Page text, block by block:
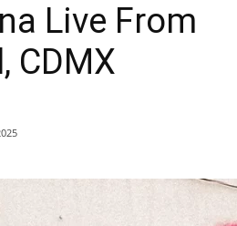
Live From
CDMX